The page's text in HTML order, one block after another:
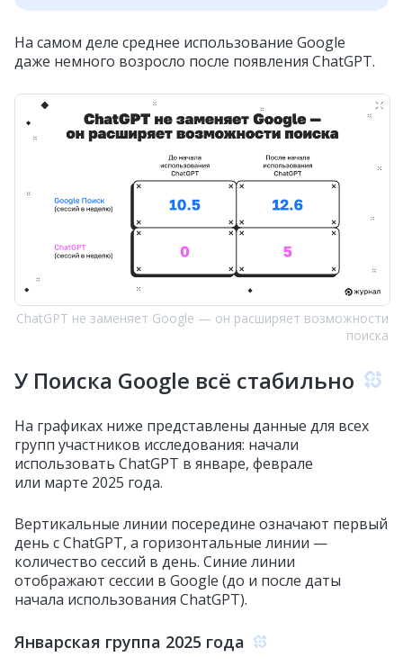
На самом деле среднее использование Google
даже немного возросло после появления ChatGPT.
ChatGPT не заменяет Google — он расширяет возможности
поиска
У Поиска Google всё стабильно
На графиках ниже представлены данные для всех
групп участников исследования: начали
использовать ChatGPT в январе, феврале
или марте 2025 года.
Вертикальные линии посередине означают первый
день с ChatGPT, а горизонтальные линии —
количество сессий в день. Синие линии
отображают сессии в Google (до и после даты
начала использования ChatGPT).
Январская группа 2025 года